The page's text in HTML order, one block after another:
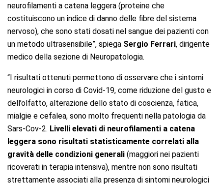
neurofilamenti a catena leggera (proteine che
costituiscono un indice di danno delle fibre del sistema
nervoso), che sono stati dosati nel sangue dei pazienti con
un metodo ultrasensibile”, spiega Sergio Ferrari, dirigente
medico della sezione di Neuropatologia.
“I risultati ottenuti permettono di osservare che i sintomi
neurologici in corso di Covid-19, come riduzione del gusto e
dell’olfatto, alterazione dello stato di coscienza, fatica,
mialgie e cefalea, sono molto frequenti nella patologia da
Sars-Cov-2. Livelli elevati di neurofilamenti a catena
leggera sono risultati statisticamente correlati alla
gravità delle condizioni generali (maggiori nei pazienti
ricoverati in terapia intensiva), mentre non sono risultati
strettamente associati alla presenza di sintomi neurologici